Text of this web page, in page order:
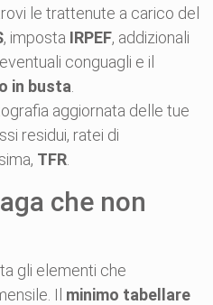
le trattenute a carico del
, imposta IRPEF, addizionali
conguagli e il
in busta
aggiornata delle tue
residui, ratei di
TFR
che non
gli elementi che
Il minimo tabellare